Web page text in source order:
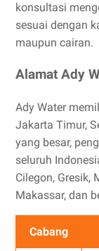
konsultasi
sesuai dengan
maupun cairan.
Alamat Ady
Ady Water
Jakarta Timur,
yang besar,
seluruh
Cilegon, Gresik,
Makassar, dan
Cabang